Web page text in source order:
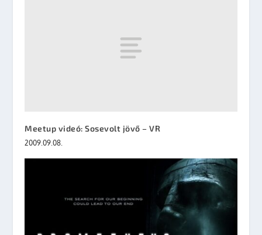
Meetup videó: Sosevolt jövő – VR
2009.09.08.